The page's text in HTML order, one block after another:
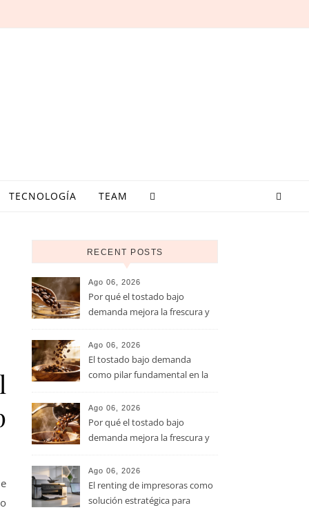
TECNOLOGÍA TEAM
RECENT POSTS
Ago 06, 2026
Por qué el tostado bajo
demanda mejora la frescura y
especialidad
Ago 06, 2026
El tostado bajo demanda
como pilar fundamental en la
Ago 06, 2026
Por qué el tostado bajo
demanda mejora la frescura y
especialidad
Ago 06, 2026
El renting de impresoras como
solución estratégica para